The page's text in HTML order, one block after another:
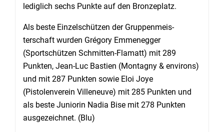
lediglich sechs Punkte auf den Bronzeplatz.
Als beste Einzelschützen der Gruppenmeis­
terschaft wurden Grégory Emmenegger
(Sportschützen Schmitten-Flamatt) mit 289
Punkten, Jean-Luc Bastien (Montagny & environs)
und mit 287 Punkten sowie Eloi Joye
(Pistolenverein Villeneuve) mit 285 Punkten und
als beste Juniorin Nadia Bise mit 278 Punkten
ausgezeichnet. (Blu)